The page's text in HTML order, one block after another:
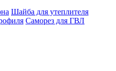
Шайба для утеплителя
Саморез для ГВЛ